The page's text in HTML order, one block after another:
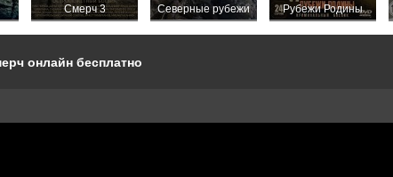
Смерч 3
Северные рубежи
Рубежи Родины
онлайн бесплатно